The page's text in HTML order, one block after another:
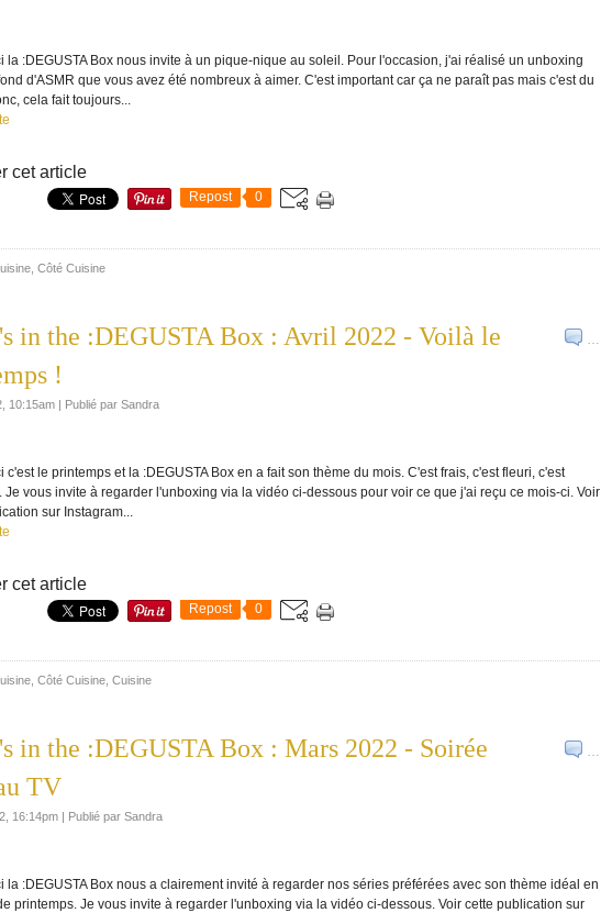
la :DEGUSTA Box nous invite à un pique-nique au soleil. Pour l'occasion, j'ai réalisé un unboxing
d'ASMR que vous avez été nombreux à aimer. C'est important car ça ne paraît pas mais c'est du
cela fait toujours...
cet article
Repost 0
Côté Cuisine
…
in the :DEGUSTA Box : Avril 2022 - Voilà le
!
10:15am | Publié par Sandra
c'est le printemps et la :DEGUSTA Box en a fait son thème du mois. C'est frais, c'est fleuri, c'est
Je vous invite à regarder l'unboxing via la vidéo ci-dessous pour voir ce que j'ai reçu ce mois-ci. Voir
sur Instagram...
cet article
Repost 0
Côté Cuisine Cuisine
…
in the :DEGUSTA Box : Mars 2022 - Soirée
TV
16:14pm | Publié par Sandra
la :DEGUSTA Box nous a clairement invité à regarder nos séries préférées avec son thème idéal en
printemps. Je vous invite à regarder l'unboxing via la vidéo ci-dessous. Voir cette publication sur